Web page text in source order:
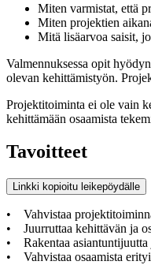
Miten varmistat, että
Miten projektien
Mitä lisäarvoa saisit,
Valmennuksessa opit
olevan kehittämistyön.
Projektitoiminta ei ole vain
kehittämään osaamista
Tavoitteet
Linkki kopioitu leikepöydälle
• Vahvistaa
• Juurruttaa kehittävän ja
• Rakentaa asiantuntijuutta
• Vahvistaa osaamista